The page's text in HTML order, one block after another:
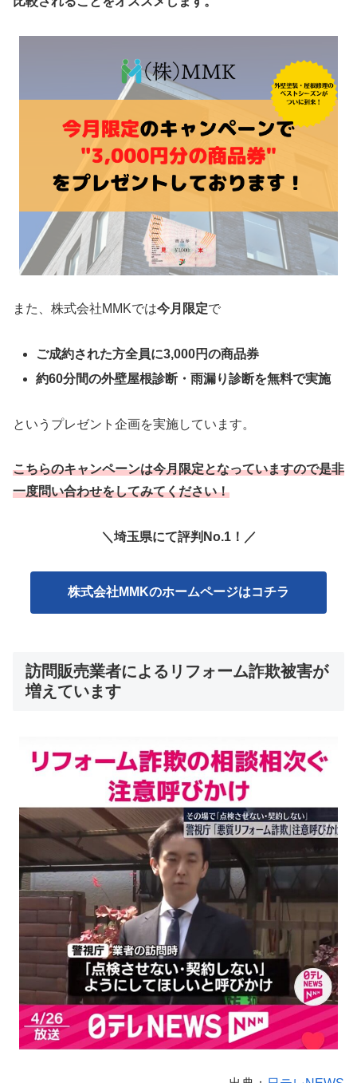
また、株式会社MMKでは今月限定で
ご成約された方全員に3,000円の商品券
約60分間の外壁屋根診断・雨漏り診断を無料で実施
というプレゼント企画を実施しています。
こちらのキャンペーンは今月限定となっていますので是非
一度問い合わせをしてみてください！
＼埼玉県にて評判No.1！／
株式会社MMKのホームページはコチラ
訪問販売業者によるリフォーム詐欺被害が
増えています